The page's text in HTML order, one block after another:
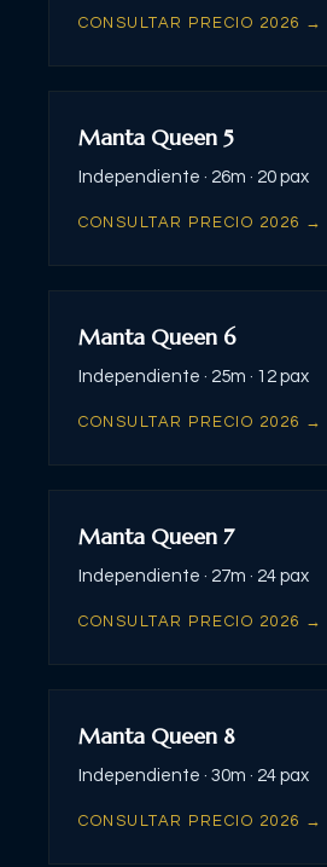
CONSULTAR PRECIO 2026 →
Manta Queen 5
Independiente · 26m · 20 pax
CONSULTAR PRECIO 2026 →
Manta Queen 6
Independiente · 25m · 12 pax
CONSULTAR PRECIO 2026 →
Manta Queen 7
Independiente · 27m · 24 pax
CONSULTAR PRECIO 2026 →
Manta Queen 8
Independiente · 30m · 24 pax
CONSULTAR PRECIO 2026 →